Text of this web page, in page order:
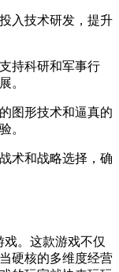
入技术研发，提升
持科研和军事行
。
图形技术和逼真的
。
术和战略选择，确
戏。这款游戏不仅
硬核的多维度经营